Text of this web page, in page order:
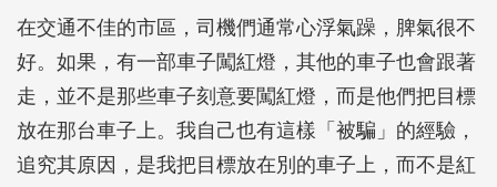
在交通不佳的市區，司機們通常心浮氣躁，脾氣很不
好。如果，有一部車子闖紅燈，其他的車子也會跟著
走，並不是那些車子刻意要闖紅燈，而是他們把目標
放在那台車子上。我自己也有這樣「被騙」的經驗，
追究其原因，是我把目標放在別的車子上，而不是紅